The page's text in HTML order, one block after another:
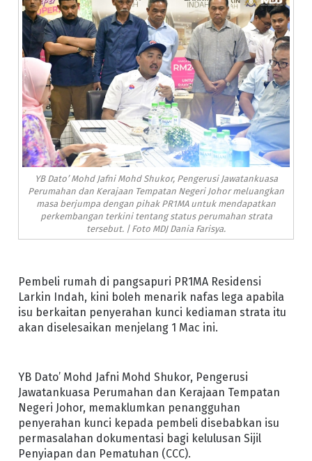
YB Dato’ Mohd Jafni Mohd Shukor, Pengerusi Jawatankuasa
Perumahan dan Kerajaan Tempatan Negeri Johor meluangkan
masa berjumpa dengan pihak PR1MA untuk mendapatkan
perkembangan terkini tentang status perumahan strata
tersebut. | Foto MDJ Dania Farisya.
Pembeli rumah di pangsapuri PR1MA Residensi
Larkin Indah, kini boleh menarik nafas lega apabila
isu berkaitan penyerahan kunci kediaman strata itu
akan diselesaikan menjelang 1 Mac ini.
YB Dato’ Mohd Jafni Mohd Shukor, Pengerusi
Jawatankuasa Perumahan dan Kerajaan Tempatan
Negeri Johor, memaklumkan penangguhan
penyerahan kunci kepada pembeli disebabkan isu
permasalahan dokumentasi bagi kelulusan Sijil
Penyiapan dan Pematuhan (CCC).